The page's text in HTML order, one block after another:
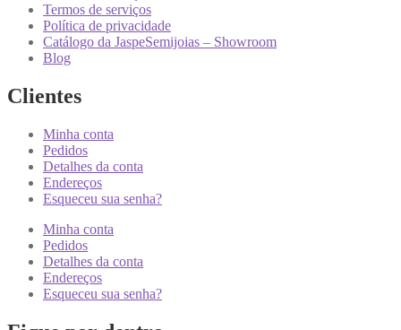
Termos de serviços
Política de privacidade
Catálogo da JaspeSemijoias – Showroom
Blog
Clientes
Minha conta
Pedidos
Detalhes da conta
Endereços
Esqueceu sua senha?
Minha conta
Pedidos
Detalhes da conta
Endereços
Esqueceu sua senha?